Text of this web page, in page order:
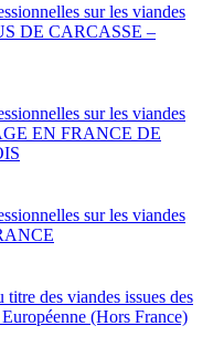
sur les viandes
DE CARCASSE –
sur les viandes
EN FRANCE DE
sur les viandes
des viandes issues des
(Hors France)